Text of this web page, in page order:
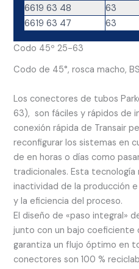
6619 63 48
63
6619 63 47
63
Codo 45º 25-63
Codo de 45°, rosca macho,
Los conectores de tubos
63), son fáciles y rápidos de
conexión rápida de Transair
reconfigurar los sistemas en
de en horas o días como
tradicionales. Esta
inactividad de la producción
y la eficiencia del proceso.
El diseño de «paso integral»
junto con un bajo coeficiente
garantiza un flujo óptimo en
conectores son 100 %